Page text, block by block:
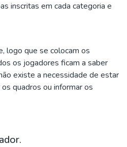
inscritas em cada categoria e
logo que se colocam os
os jogadores ficam a saber
existe a necessidade de estar
quadros ou informar os